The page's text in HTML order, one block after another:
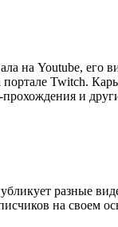
на Youtube, его
Twitch.
и
разные
на своем